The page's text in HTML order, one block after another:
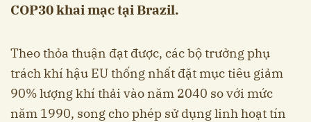
COP30 khai mạc tại Brazil.
Theo thỏa thuận đạt được, các bộ trưởng phụ
trách khí hậu EU thống nhất đặt mục tiêu giảm
90% lượng khí thải vào năm 2040 so với mức
năm 1990, song cho phép sử dụng linh hoạt tín